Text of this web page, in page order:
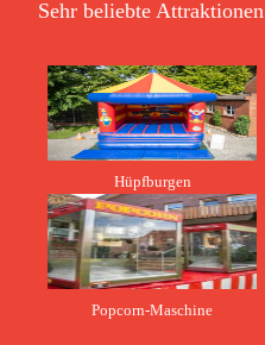
Sehr beliebte Attraktionen
Hüpfburgen
Popcorn-Maschine